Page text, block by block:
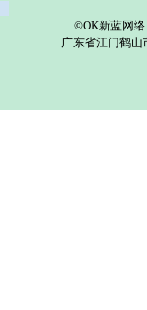
©OK新蓝网络
广东省江门鹤山